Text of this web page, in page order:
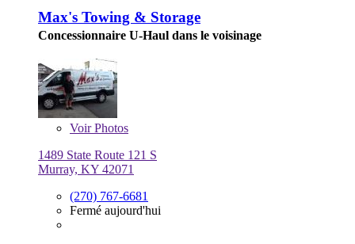
Max's Towing & Storage
Concessionnaire U-Haul dans le voisinage
VoirPhotos
1489 State Route 121 S
Murray, KY 42071
(270) 767-6681
Fermé aujourd'hui